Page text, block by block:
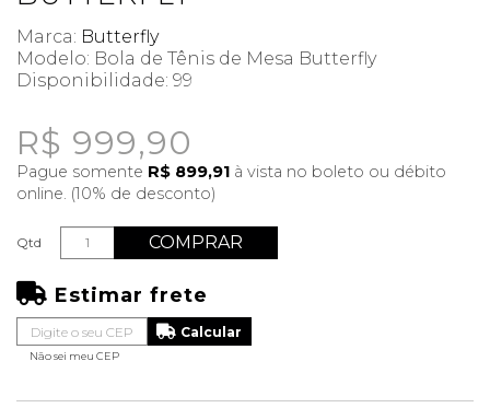
Marca: Butterfly
Modelo: Bola de Tênis de Mesa Butterfly
Disponibilidade: 99
R$ 999,90
Pague somente R$ 899,91 à vista no boleto ou débito
online. (10% de desconto)
Qtd COMPRAR
Estimar frete
Não sei meu CEP